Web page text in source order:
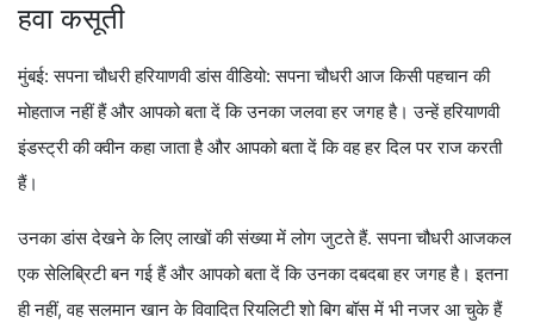
हवा कसूती
मुंबई: सपना चौधरी हरियाणवी डांस वीडियो: सपना चौधरी आज किसी पहचान की
मोहताज नहीं हैं और आपको बता दें कि उनका जलवा हर जगह है। उन्हें हरियाणवी
इंडस्ट्री की क्वीन कहा जाता है और आपको बता दें कि वह हर दिल पर राज करती
हैं।
उनका डांस देखने के लिए लाखों की संख्या में लोग जुटते हैं. सपना चौधरी आजकल
एक सेलिब्रिटी बन गई हैं और आपको बता दें कि उनका दबदबा हर जगह है। इतना
ही नहीं, वह सलमान खान के विवादित रियलिटी शो बिग बॉस में भी नजर आ चुके हैं